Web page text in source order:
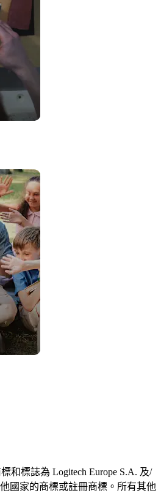
和標誌為 Logitech Europe S.A. 及/
國家的商標或註冊商標。所有其他